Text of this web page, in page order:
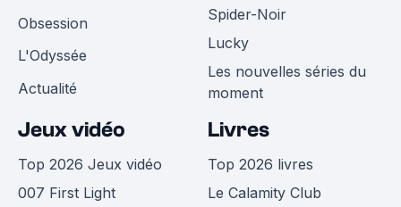
Obsession
L'Odyssée
Actualité
Spider-Noir
Lucky
Les nouvelles séries du
moment
Jeux vidéo
Top 2026 Jeux vidéo
007 First Light
Livres
Top 2026 livres
Le Calamity Club